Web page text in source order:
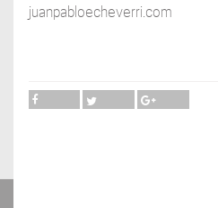
juanpabloecheverri.com